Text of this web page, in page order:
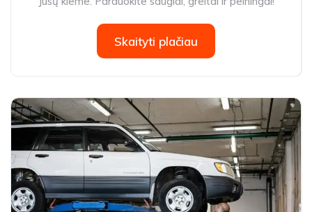
Skaityti plačiau